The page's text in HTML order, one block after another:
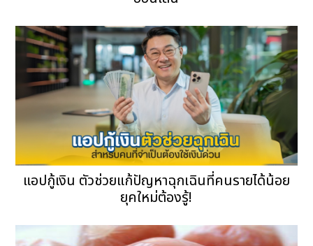
แอปกู้เงิน ตัวช่วยแก้ปัญหาฉุกเฉินที่คนรายได้น้อย
ยุคใหม่ต้องรู้!